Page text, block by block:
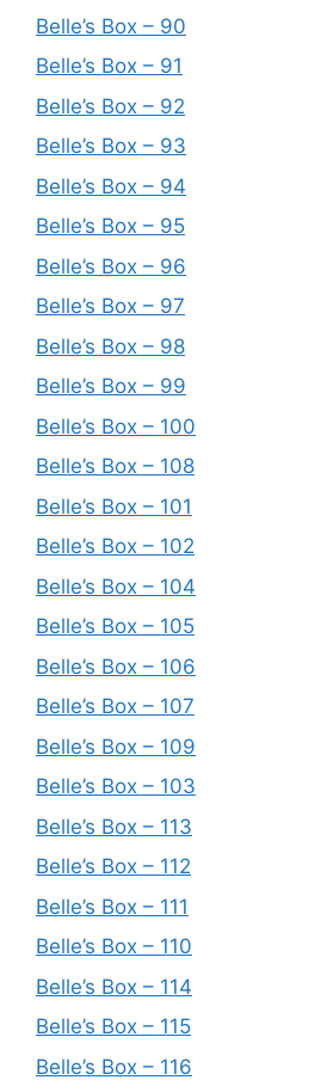
Belle’s Box – 90
Belle’s Box – 91
Belle’s Box – 92
Belle’s Box – 93
Belle’s Box – 94
Belle’s Box – 95
Belle’s Box – 96
Belle’s Box – 97
Belle’s Box – 98
Belle’s Box – 99
Belle’s Box – 100
Belle’s Box – 108
Belle’s Box – 101
Belle’s Box – 102
Belle’s Box – 104
Belle’s Box – 105
Belle’s Box – 106
Belle’s Box – 107
Belle’s Box – 109
Belle’s Box – 103
Belle’s Box – 113
Belle’s Box – 112
Belle’s Box – 111
Belle’s Box – 110
Belle’s Box – 114
Belle’s Box – 115
Belle’s Box – 116